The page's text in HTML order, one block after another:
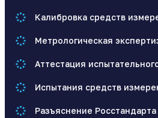
Калибровка средств
Метрологическая
Аттестация
Испытания средств
Разъяснение